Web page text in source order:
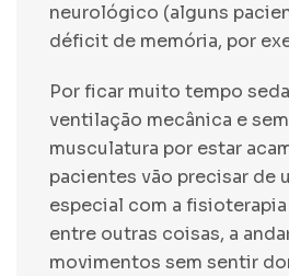
neurológico (alguns
déficit de memória, por
Por ficar muito tempo
ventilação mecânica e
musculatura por estar
pacientes vão precisar de
especial com a fisioterapia
entre outras coisas, a
movimentos sem sentir